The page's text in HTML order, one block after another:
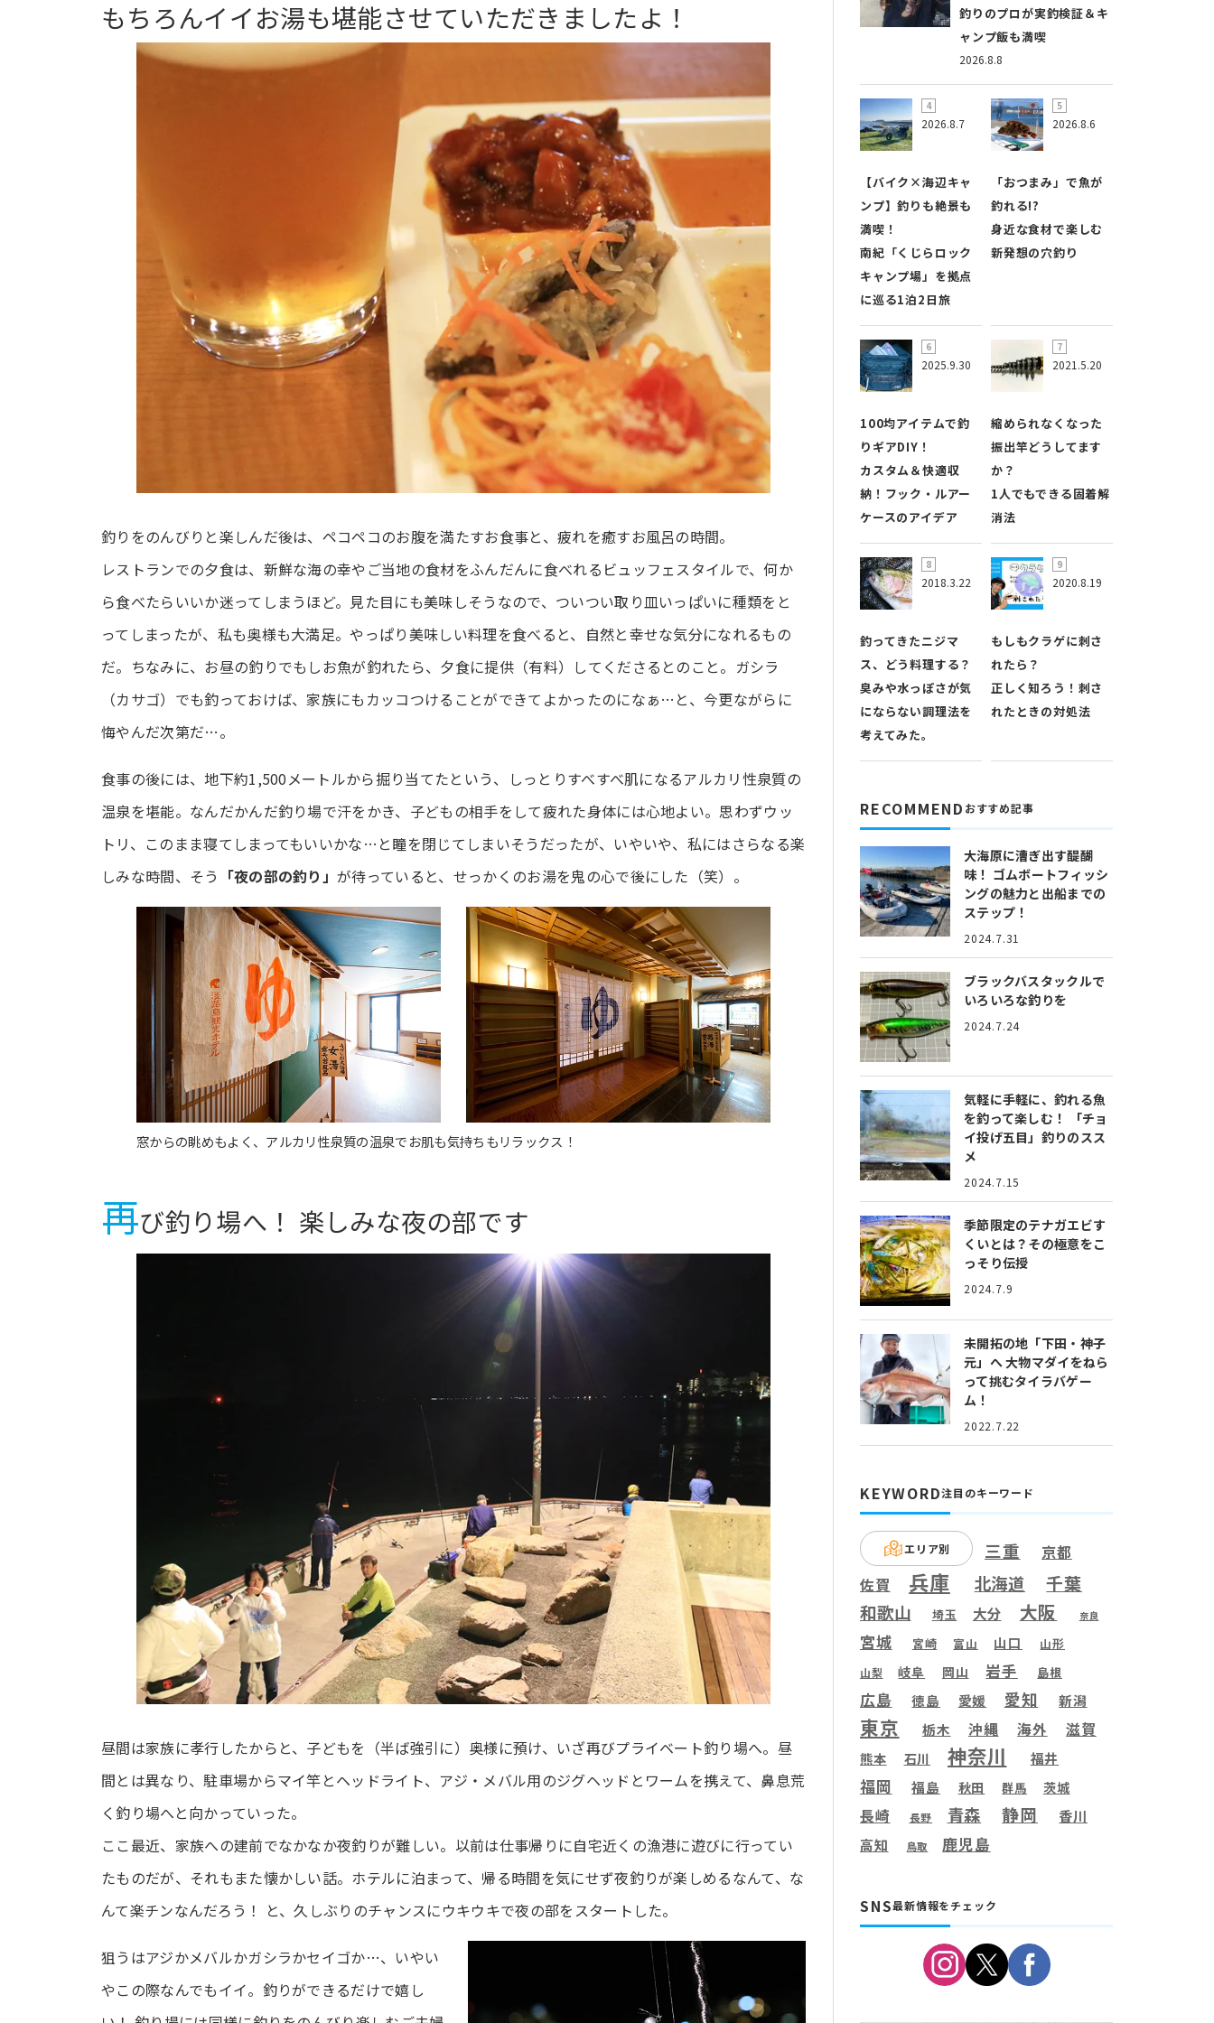
もちろんイイお湯も堪能させていただきましたよ！
釣りをのんびりと楽しんだ後は、ペコペコのお腹を満たすお食事と、疲れを癒すお風呂の時間。
レストランでの夕食は、新鮮な海の幸やご当地の食材をふんだんに食べれるビュッフェスタイルで、何か
ら食べたらいいか迷ってしまうほど。見た目にも美味しそうなので、ついつい取り皿いっぱいに種類をと
ってしまったが、私も奥様も大満足。やっぱり美味しい料理を食べると、自然と幸せな気分になれるもの
だ。ちなみに、お昼の釣りでもしお魚が釣れたら、夕食に提供（有料）してくださるとのこと。ガシラ
（カサゴ）でも釣っておけば、家族にもカッコつけることができてよかったのになぁ…と、今更ながらに
悔やんだ次第だ…。
食事の後には、地下約1,500メートルから掘り当てたという、しっとりすべすべ肌になるアルカリ性泉質の
温泉を堪能。なんだかんだ釣り場で汗をかき、子どもの相手をして疲れた身体には心地よい。思わずウッ
トリ、このまま寝てしまってもいいかな…と瞳を閉じてしまいそうだったが、いやいや、私にはさらなる楽
しみな時間、そう 「夜の部の釣り」が待っていると、せっかくのお湯を鬼の心で後にした（笑）。
窓からの眺めもよく、アルカリ性泉質の温泉でお肌も気持ちもリラックス！
再び釣り場へ！ 楽しみな夜の部です
昼間は家族に孝行したからと、子どもを（半ば強引に）奥様に預け、いざ再びプライベート釣り場へ。昼
間とは異なり、駐車場からマイ竿とヘッドライト、アジ・メバル用のジグヘッドとワームを携えて、鼻息荒
く釣り場へと向かっていった。
ここ最近、家族への建前でなかなか夜釣りが難しい。以前は仕事帰りに自宅近くの漁港に遊びに行ってい
たものだが、それもまた懐かしい話。ホテルに泊まって、帰る時間を気にせず夜釣りが楽しめるなんて、な
んて楽チンなんだろう！ と、久しぶりのチャンスにウキウキで夜の部をスタートした。
狙うはアジかメバルかガシラかセイゴか…、いやい
やこの際なんでもイイ。釣りができるだけで嬉し
2026.8.8
釣りのプロが実釣検証＆キ
ャンプ飯も満喫
2026.8.7
【バイク×海辺キャ
ンプ】釣りも絶景も
満喫！
南紀「くじらロック
キャンプ場」を拠点
に巡る1泊2日旅
2026.8.6
「おつまみ」で魚が
釣れる!?
身近な食材で楽しむ
新発想の穴釣り
2025.9.30
100均アイテムで釣
りギアDIY！
カスタム＆快適収
納！フック・ルアー
ケースのアイデア
2021.5.20
縮められなくなった
振出竿どうしてます
か？
1人でもできる固着解
消法
2018.3.22
釣ってきたニジマ
ス、どう料理する？
臭みや水っぽさが気
にならない調理法を
考えてみた。
2020.8.19
もしもクラゲに刺さ
れたら？
正しく知ろう！刺さ
れたときの対処法
RECOMMEND おすすめ記事
大海原に漕ぎ出す醍醐
味！ ゴムボートフィッシ
ングの魅力と出船までの
ステップ！
2024.7.31
ブラックバスタックルで
いろいろな釣りを
2024.7.24
気軽に手軽に、釣れる魚
を釣って楽しむ！
「チョ
イ投げ五目」釣りのスス
メ
2024.7.15
季節限定のテナガエビす
くいとは？ その極意をこ
っそり伝授
2024.7.9
未開拓の地「下田・神子
元」へ大物マダイをねら
って挑むタイラバゲー
ム！
2022.7.22
KEYWORD注目のキーワード
エリア別 三重 京都
佐賀 兵庫 北海道 千葉
和歌山 埼玉 大分 大阪 奈良
宮城 宮崎 富山 山口 山形
山梨 岐阜 岡山 岩手 島根
広島 徳島 愛媛 愛知 新潟
東京 栃木 沖縄 海外 滋賀
熊本 石川 神奈川 福井
福岡 福島 秋田 群馬 茨城
長崎 長野 青森 静岡 香川
高知 鳥取 鹿児島
SNS最新情報をチェック